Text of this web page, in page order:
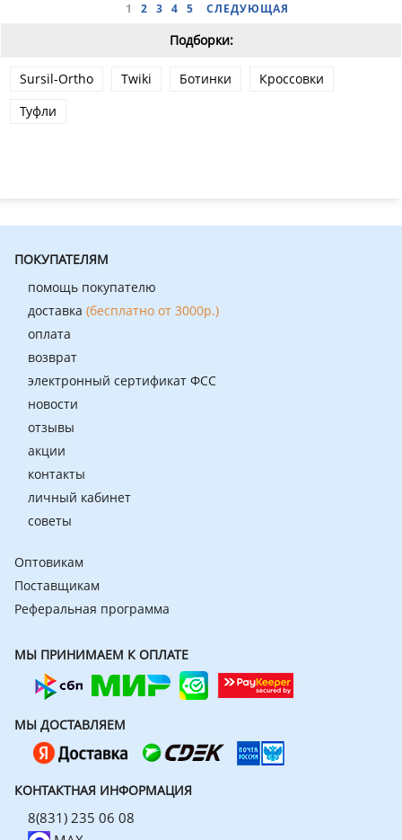
1 2 3 4 5 СЛЕДУЮЩАЯ
Подборки:
Sursil-Ortho Twiki Ботинки
Кроссовки
Туфли
ПОКУПАТЕЛЯМ
помощь покупателю
доставка (бесплатно от 3000р.)
оплата
возврат
электронный сертификат ФСС
новости
отзывы
акции
контакты
личный кабинет
советы
Оптовикам
Поставщикам
Реферальная программа
МЫ ПРИНИМАЕМ К ОПЛАТЕ
МЫ ДОСТАВЛЯЕМ
КОНТАКТНАЯ ИНФОРМАЦИЯ
8(831) 235 06 08